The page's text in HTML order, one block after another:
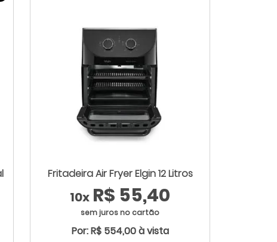
Fritadeira Air Fryer Elgin 12 Litros
10x R$ 55,40
sem juros no cartão
Por: R$ 554,00 à vista